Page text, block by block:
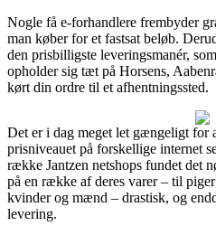
Nogle få e-forhandlere frembyder
man køber for et fastsat beløb.
den prisbilligste leveringsmanér,
opholder sig tæt på Horsens,
kørt din ordre til et afhentningssted.
Det er i dag meget let gængeligt for
prisniveauet på forskellige internet
række Jantzen netshops fundet det
på en række af deres varer – til
kvinder og mænd – drastisk, og
levering.